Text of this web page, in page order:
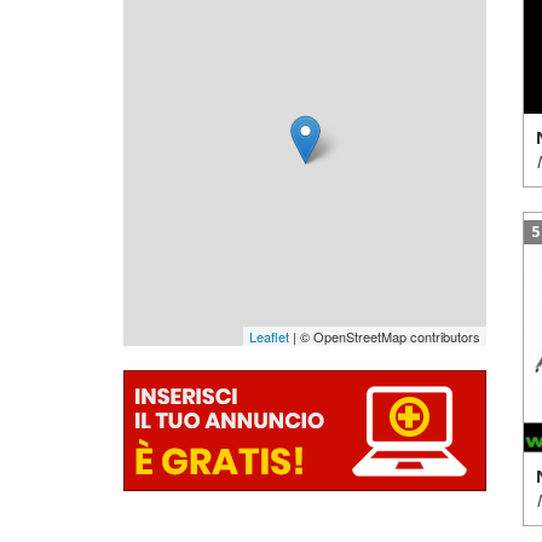
Leaflet | © OpenStreetMap contributors